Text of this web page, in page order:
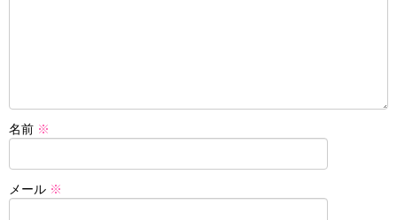
名前 ※
メール ※